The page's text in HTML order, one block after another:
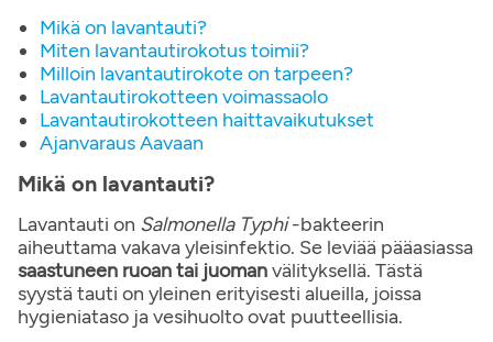
Mikä on lavantauti?
Miten lavantautirokotus toimii?
Milloin lavantautirokote on tarpeen?
Lavantautirokotteen voimassaolo
Lavantautirokotteen haittavaikutukset
Ajanvaraus Aavaan
Mikä on lavantauti?
Lavantauti on Salmonella Typhi-bakteerin
aiheuttama vakava yleisinfektio. Se leviää pääasiassa
saastuneen ruoan tai juomanvälityksellä. Tästä
syystä tauti on yleinen erityisesti alueilla, joissa
hygieniataso ja vesihuolto ovat puutteellisia.